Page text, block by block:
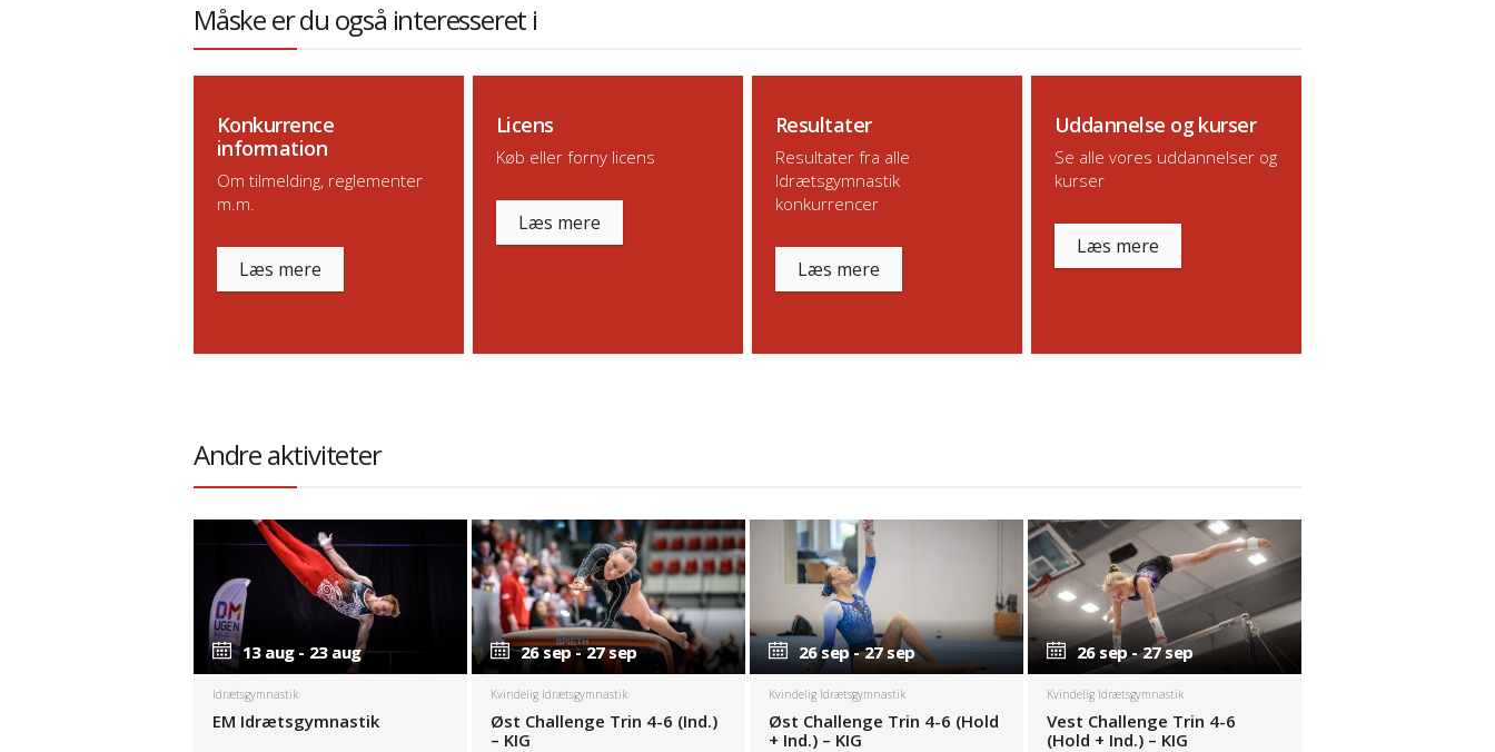
Måske er du også interesseret i
Konkurrence
information
Om tilmelding, reglementer
m.m.
Læs mere
Licens
Køb eller forny licens
Læs mere
Resultater
Resultater fra alle
Idrætsgymnastik
konkurrencer
Læs mere
Uddannelse og kurser
Se alle vores uddannelser og
kurser
Læs mere
Andre aktiviteter
13 aug - 23 aug
13 aug - 23 aug
Idrætsgymnastik
EM Idrætsgymnastik
26 sep - 27 sep
26 sep - 27 sep
Kvindelig Idrætsgymnastik
Øst Challenge Trin 4-6 (Ind.)
– KIG
26 sep - 27 sep
26 sep - 27 sep
Kvindelig Idrætsgymnastik
Øst Challenge Trin 4-6 (Hold
+ Ind.) – KIG
26 sep - 27 sep
26 sep - 27 sep
Kvindelig Idrætsgymnastik
Vest Challenge Trin 4-6
(Hold + Ind.) – KIG